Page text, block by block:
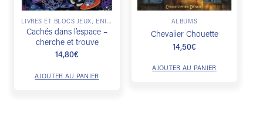
LIVRES ET BLOCS JEUX, ÉNIGMES & ESCAPE GAME
Cachés dans l’espace –
cherche et trouve
14,80€
AJOUTER AU PANIER
ALBUMS
Chevalier Chouette
14,50€
AJOUTER AU PANIER